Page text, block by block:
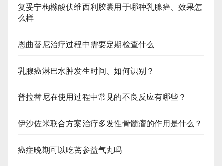
复妥宁枸橼酸伏维西利胶囊用于哪种乳腺癌、效果怎
么样
恩曲替尼治疗过程中需要定期检查什么
乳腺癌淋巴水肿发生时间、如何识别？
普拉替尼在使用过程中常见的不良反应有哪些？
伊沙佐米联合方案治疗多发性骨髓瘤的作用是什么？
癌症晚期可以吃芪参益气丸吗